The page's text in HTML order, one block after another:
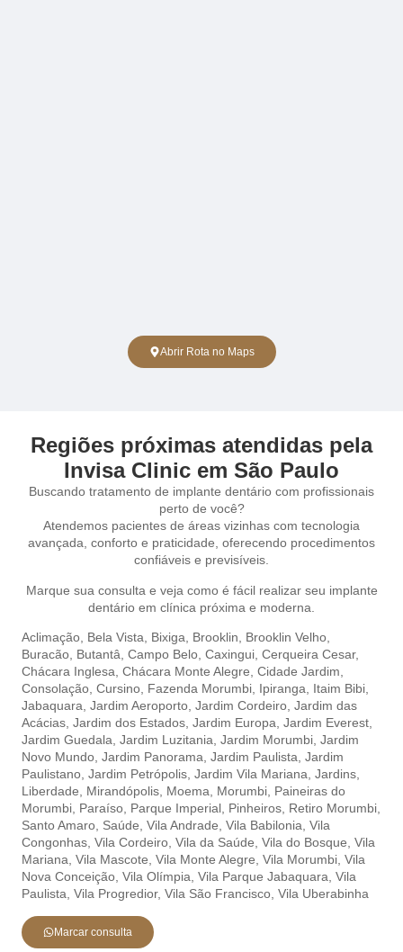
Abrir Rota no Maps
Regiões próximas atendidas pela
Invisa Clinic em São Paulo
Buscando tratamento de implante dentário com profissionais
perto de você?
Atendemos pacientes de áreas vizinhas com tecnologia
avançada, conforto e praticidade, oferecendo procedimentos
confiáveis e previsíveis.
Marque sua consulta e veja como é fácil realizar seu implante
dentário em clínica próxima e moderna.
Aclimação, Bela Vista, Bixiga, Brooklin, Brooklin Velho,
Buracão, Butantâ, Campo Belo, Caxingui, Cerqueira Cesar,
Chácara Inglesa, Chácara Monte Alegre, Cidade Jardim,
Consolação, Cursino, Fazenda Morumbi, Ipiranga, Itaim Bibi,
Jabaquara, Jardim Aeroporto, Jardim Cordeiro, Jardim das
Acácias, Jardim dos Estados, Jardim Europa, Jardim Everest,
Jardim Guedala, Jardim Luzitania, Jardim Morumbi, Jardim
Novo Mundo, Jardim Panorama, Jardim Paulista, Jardim
Paulistano, Jardim Petrópolis, Jardim Vila Mariana, Jardins,
Liberdade, Mirandópolis, Moema, Morumbi, Paineiras do
Morumbi, Paraíso, Parque Imperial, Pinheiros, Retiro Morumbi,
Santo Amaro, Saúde, Vila Andrade, Vila Babilonia, Vila
Congonhas, Vila Cordeiro, Vila da Saúde, Vila do Bosque, Vila
Mariana, Vila Mascote, Vila Monte Alegre, Vila Morumbi, Vila
Nova Conceição, Vila Olímpia, Vila Parque Jabaquara, Vila
Paulista, Vila Progredior, Vila São Francisco, Vila Uberabinha
Marcar consulta